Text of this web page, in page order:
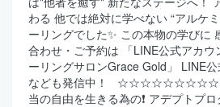
わる 他では絶対に学べない “アルケ
ーリングでした✨ この本物の学びに
合わせ・ご予約は 「LINE公式アカウ
ーリングサロンGrace Gold」 LINE
なども発信中！
当の自由を生きる為の❗️ アデプトプ